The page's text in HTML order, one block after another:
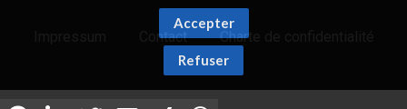
Accepter
Refuser
Contact Charte de confidentialité